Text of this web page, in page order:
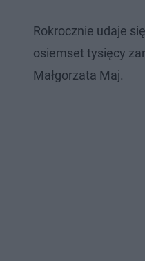
Rokrocznie udaje
osiemset tysięcy
Małgorzata Maj.